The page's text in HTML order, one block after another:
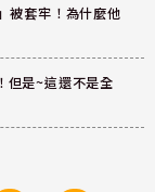
被套牢！為什麼他
但是~這還不是全